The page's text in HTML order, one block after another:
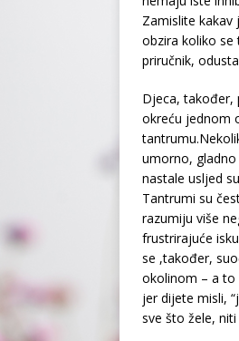
Zamislite
obzira koliko se
priručnik,
Djeca, također,
okreću jednom
umorno,
nastale usljed
Tantrumi su
razumiju više
frustrirajuće
se ,također,
okolinom – a to
jer dijete misli,
sve što žele,